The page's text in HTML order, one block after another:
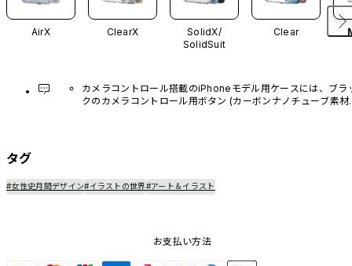
AirX ClearX
SolidX/
SolidSuit
Clear
カメラコントロール搭載のiPhoneモデル用ケースには、ブラ
クのカメラコントロール用ボタン (カーボンナノチューブ素材)
タグ
#女性史月間デザイン#イラストの世界#アート＆イラスト
お支払い方法